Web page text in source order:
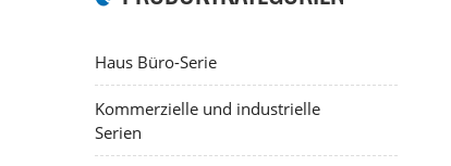
Haus Büro-Serie
Kommerzielle und industrielle
Serien